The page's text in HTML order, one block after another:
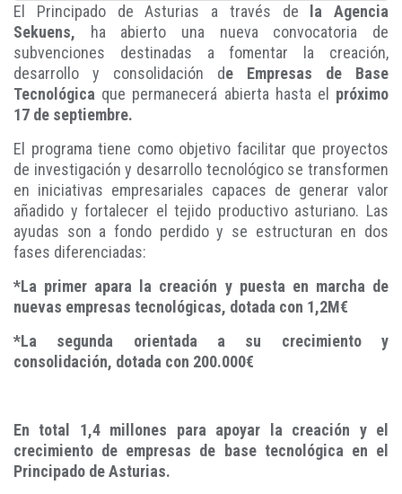
El Principado de Asturias a través de la Agencia
Sekuens, ha abierto una nueva convocatoria de
subvenciones destinadas a fomentar la creación,
desarrollo y consolidación de Empresas de Base
Tecnológica que permanecerá abierta hasta el próximo
17 de septiembre.
El programa tiene como objetivo facilitar que proyectos
de investigación y desarrollo tecnológico se transformen
en iniciativas empresariales capaces de generar valor
añadido y fortalecer el tejido productivo asturiano. Las
ayudas son a fondo perdido y se estructuran en dos
fases diferenciadas:
*La primer apara la creación y puesta en marcha de
nuevas empresas tecnológicas, dotada con 1,2M€
*La segunda orientada a su crecimiento y
consolidación, dotada con 200.000€
En total 1,4 millones para apoyar la creación y el
crecimiento de empresas de base tecnológica en el
Principado de Asturias.